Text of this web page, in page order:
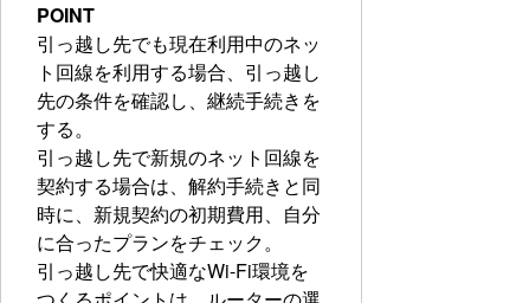
POINT
引っ越し先でも現在利用中のネッ
ト回線を利用する場合、引っ越し
先の条件を確認し、継続手続きを
する。
引っ越し先で新規のネット回線を
契約する場合は、解約手続きと同
時に、新規契約の初期費用、自分
に合ったプランをチェック。
引っ越し先で快適なWi-Fi環境を